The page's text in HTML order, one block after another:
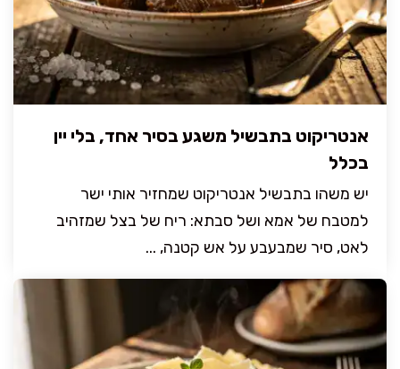
אנטריקוט בתבשיל משגע בסיר אחד, בלי יין
בכלל
יש משהו בתבשיל אנטריקוט שמחזיר אותי ישר
למטבח של אמא ושל סבתא: ריח של בצל שמזהיב
לאט, סיר שמבעבע על אש קטנה, ...